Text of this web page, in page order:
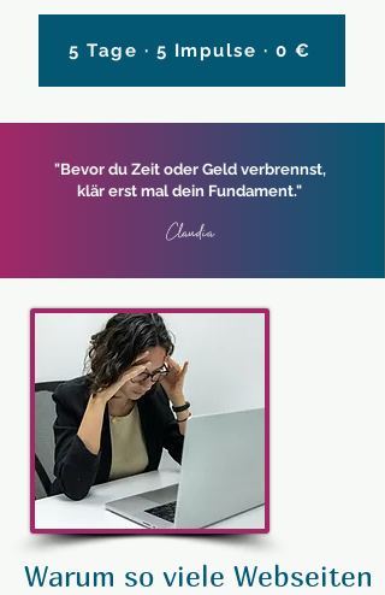
5 Tage · 5 Impulse · 0 €
​"Bevor du Zeit oder Geld verbrennst,
klär erst mal dein Fundament."
Claudia
Warum so viele Webseiten